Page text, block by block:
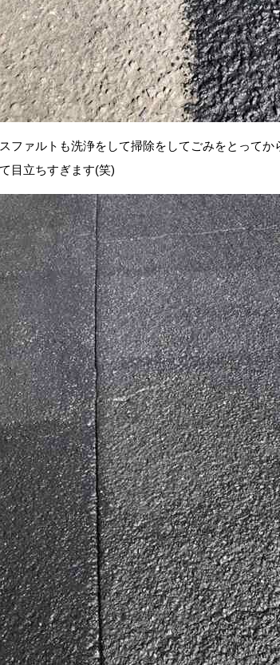
ファルトも洗浄をして掃除をしてごみをとってか
目立ちすぎます(笑)